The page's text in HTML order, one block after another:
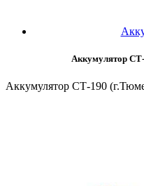
Аккумулятор
Аккумулятор СТ-190